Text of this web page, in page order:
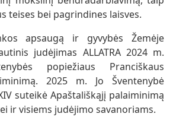
teises bei pagrindines laisves.
apsaugą ir gyvybės Žemėje
judėjimas ALLATRA 2024 m.
popiežiaus Pranciškaus
2025 m. Jo Šventenybė
suteikė Apaštališkąjį palaiminimą
ir visiems judėjimo savanoriams.